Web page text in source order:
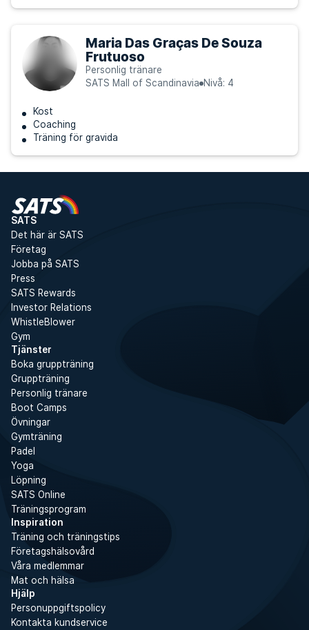
Maria Das Graças De Souza
Frutuoso
Personlig tränare
SATS Mall of Scandinavia Nivå: 4
Kost
Coaching
Träning för gravida
SATS
Det här är SATS
Företag
Jobba på SATS
Press
SATS Rewards
Investor Relations
WhistleBlower
Gym
Tjänster
Boka gruppträning
Gruppträning
Personlig tränare
Boot Camps
Övningar
Gymträning
Padel
Yoga
Löpning
SATS Online
Träningsprogram
Inspiration
Träning och träningstips
Företagshälsovård
Våra medlemmar
Mat och hälsa
Hjälp
Personuppgiftspolicy
Kontakta kundservice